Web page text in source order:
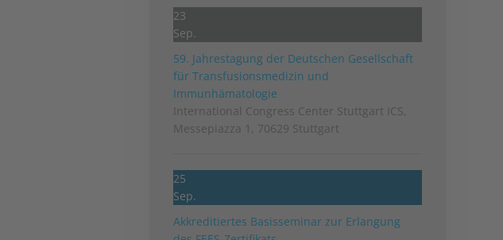
23
Sep.
59. Jahrestagung der Deutschen Gesellschaft
für Transfusionsmedizin und
Immunhämatologie
International Congress Center Stuttgart ICS,
Messepiazza 1, 70629 Stuttgart
25
Sep.
Akkreditiertes Basisseminar zur Erlangung